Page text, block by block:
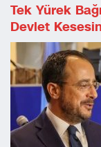
Tek Yürek
Devlet